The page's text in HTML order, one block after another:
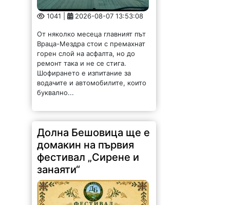
1041 | 2026-08-07 13:53:08
От няколко месеца главният път
Враца-Мездра стои с премахнат
горен слой на асфалта, но до
ремонт така и не се стига.
Шофирането е изпитание за
водачите и автомобилите, които
буквално...
Долна Бешовица ще е
домакин на първия
фестивал „Сирене и
занаяти“